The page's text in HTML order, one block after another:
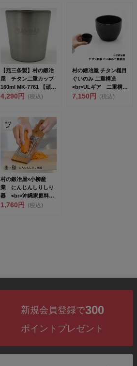
【燕三条製】村の鍛冶
屋 チタン二重カップ
160ml MK-7761 【頑張
って送料...
4,290円 (税込)
村の鍛冶屋 チタン槌目
ぐいのみ 二重構造
<br>ULギア 二重構造
で...
7,150円 (税込)
村の鍛冶屋×小柳産
業 にんじんしりしり
器 <br>沖縄家庭料理
のにんじん...
1,760円 (税込)
新規会員登録で300
ポイントプレゼント